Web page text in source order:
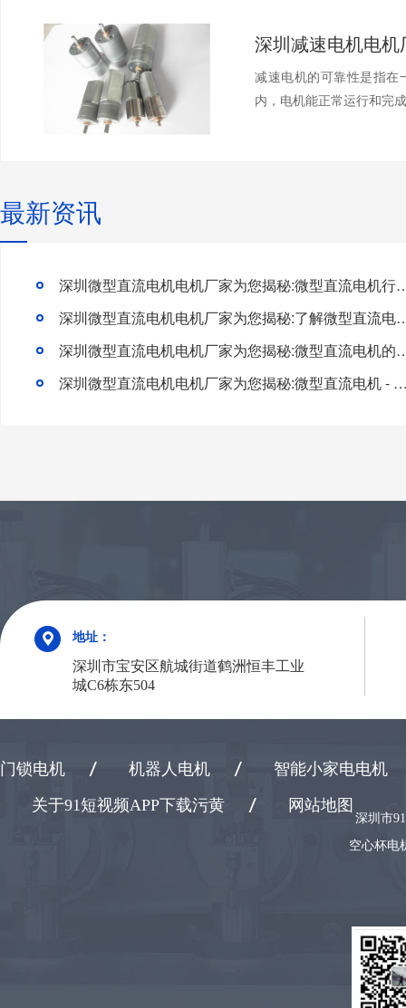
减速电机的可靠性是指在
内，电机能正常运行和
最新资讯
深圳微型直流电机电机厂家为您
深圳微型直流电机电机厂家为您揭
深圳微型直流电机电机厂家为
深圳微型直流电机电机厂家为您揭秘:微型直流
地址：
深圳市宝安区航城街道鹤洲恒丰工业
城C6栋东504
门锁电机 机器人电机
智能小家电电机
关于91短视频APP下载污黄
网站地图
深圳市
空心杯电